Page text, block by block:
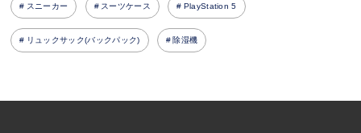
スニーカー スーツケース PlayStation 5
リュックサック(バックパック) 除湿機